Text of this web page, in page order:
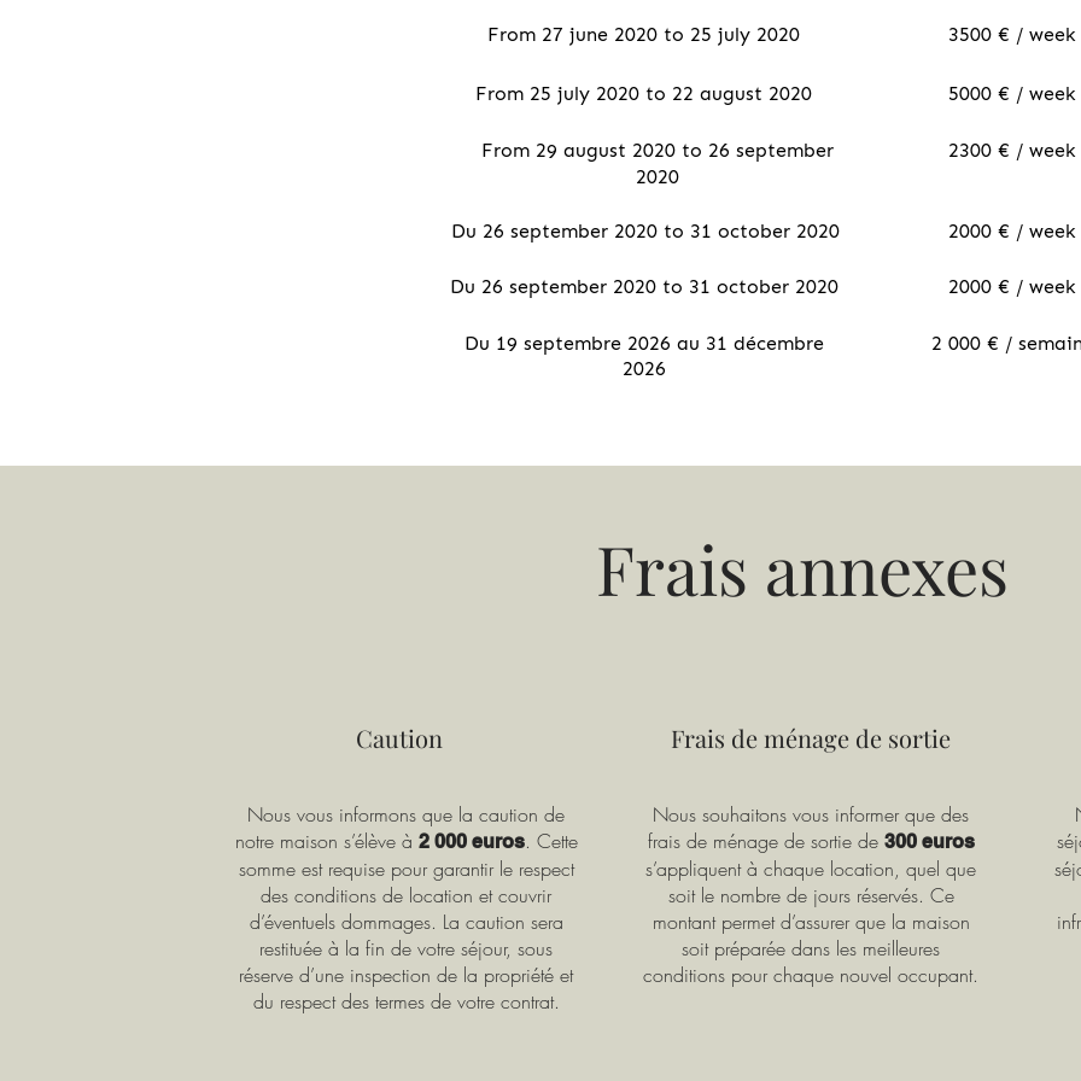
From 27 june 2020 to 25 july 2020
From 25 july 2020 to 22 august 2020
From 29 august 2020 to 26 september
2020
Du 26 september 2020 to 31 october 2020
Du 26 september 2020 to 31 october 2020
Du 19 septembre 2026 au 31 décembre
2026
3500 € / week
5000 € / week
2300 € / week
2000 € / week
2000 € / week
2 000 € /
Frais annexes
Caution
Nous vous informons que la caution de
notre maison s’élève à 2 000 euros. Cette
somme est requise pour garantir le respect
des conditions de location et couvrir
d’éventuels dommages. La caution sera
restituée à la fin de votre séjour, sous
réserve d’une inspection de la propriété et
du respect des termes de votre contrat.
Frais de ménage de sortie
Nous souhaitons vous informer que des
frais de ménage de sortie de 300 euros
s’appliquent à chaque location, quel que
soit le nombre de jours réservés. Ce
montant permet d’assurer que la maison
soit préparée dans les meilleures
conditions pour chaque nouvel occupant.